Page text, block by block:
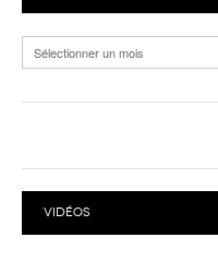
Archives
VIDÉOS